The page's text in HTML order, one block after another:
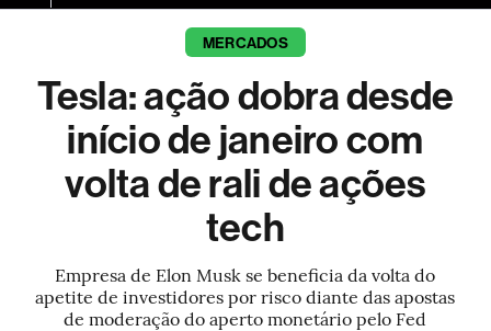
MERCADOS
Tesla: ação dobra desde
início de janeiro com
volta de rali de ações
tech
Empresa de Elon Musk se beneficia da volta do
apetite de investidores por risco diante das apostas
de moderação do aperto monetário pelo Fed